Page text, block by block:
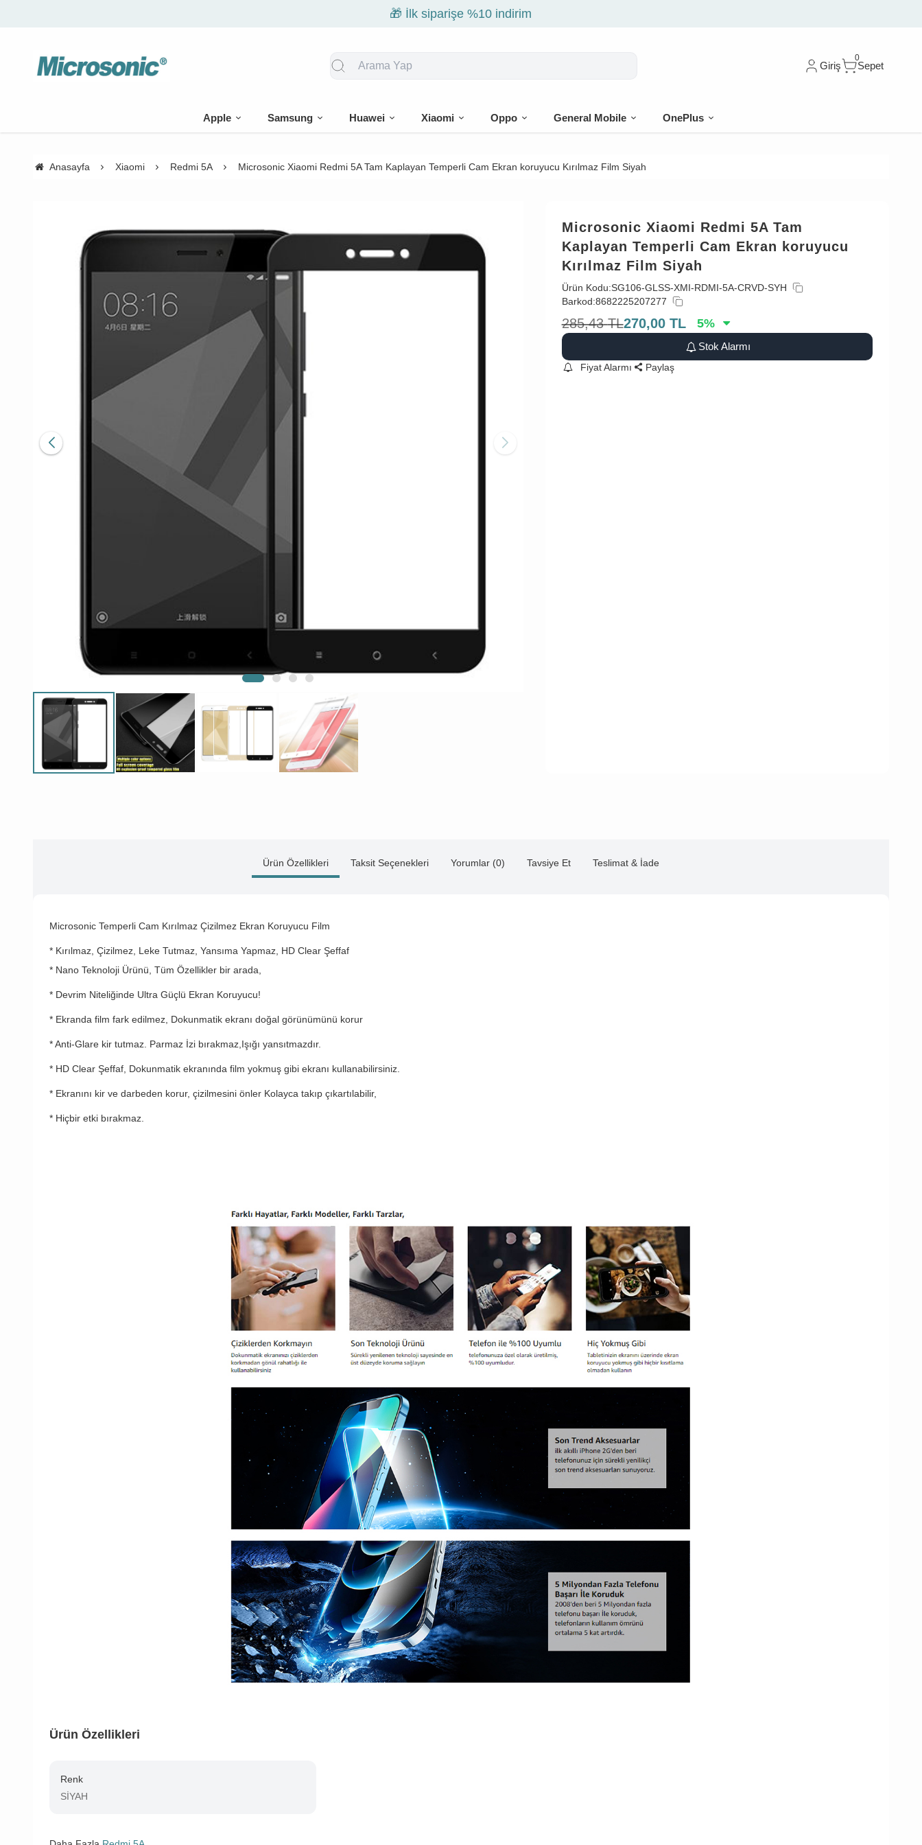
🎁 İlk siparişe %10 indirim
Giriş
0
Sepet
Apple Samsung Huawei Xiaomi Oppo General Mobile OnePlus
Anasayfa Xiaomi Redmi 5A Microsonic Xiaomi Redmi 5A Tam Kaplayan Temperli Cam Ekran koruyucu Kırılmaz Film Siyah
Microsonic Xiaomi Redmi 5A Tam
Kaplayan Temperli Cam Ekran koruyucu
Kırılmaz Film Siyah
Ürün Kodu:SG106-GLSS-XMI-RDMI-5A-CRVD-SYH
Barkod:8682225207277
285,43 TL270,00 TL 5%
Stok Alarmı
Fiyat Alarmı Paylaş
Ürün Özellikleri Taksit Seçenekleri Yorumlar (0) Tavsiye Et Teslimat & İade
Microsonic Temperli Cam Kırılmaz Çizilmez Ekran Koruyucu Film
* Kırılmaz, Çizilmez, Leke Tutmaz, Yansıma Yapmaz, HD Clear Şeffaf
* Nano Teknoloji Ürünü, Tüm Özellikler bir arada,
* Devrim Niteliğinde Ultra Güçlü Ekran Koruyucu!
* Ekranda film fark edilmez, Dokunmatik ekranı doğal görünümünü korur
* Anti-Glare kir tutmaz. Parmaz İzi bırakmaz,Işığı yansıtmazdır.
* HD Clear Şeffaf, Dokunmatik ekranında film yokmuş gibi ekranı kullanabilirsiniz.
* Ekranını kir ve darbeden korur, çizilmesini önler Kolayca takıp çıkartılabilir,
* Hiçbir etki bırakmaz.
Ürün Özellikleri
Renk
SİYAH